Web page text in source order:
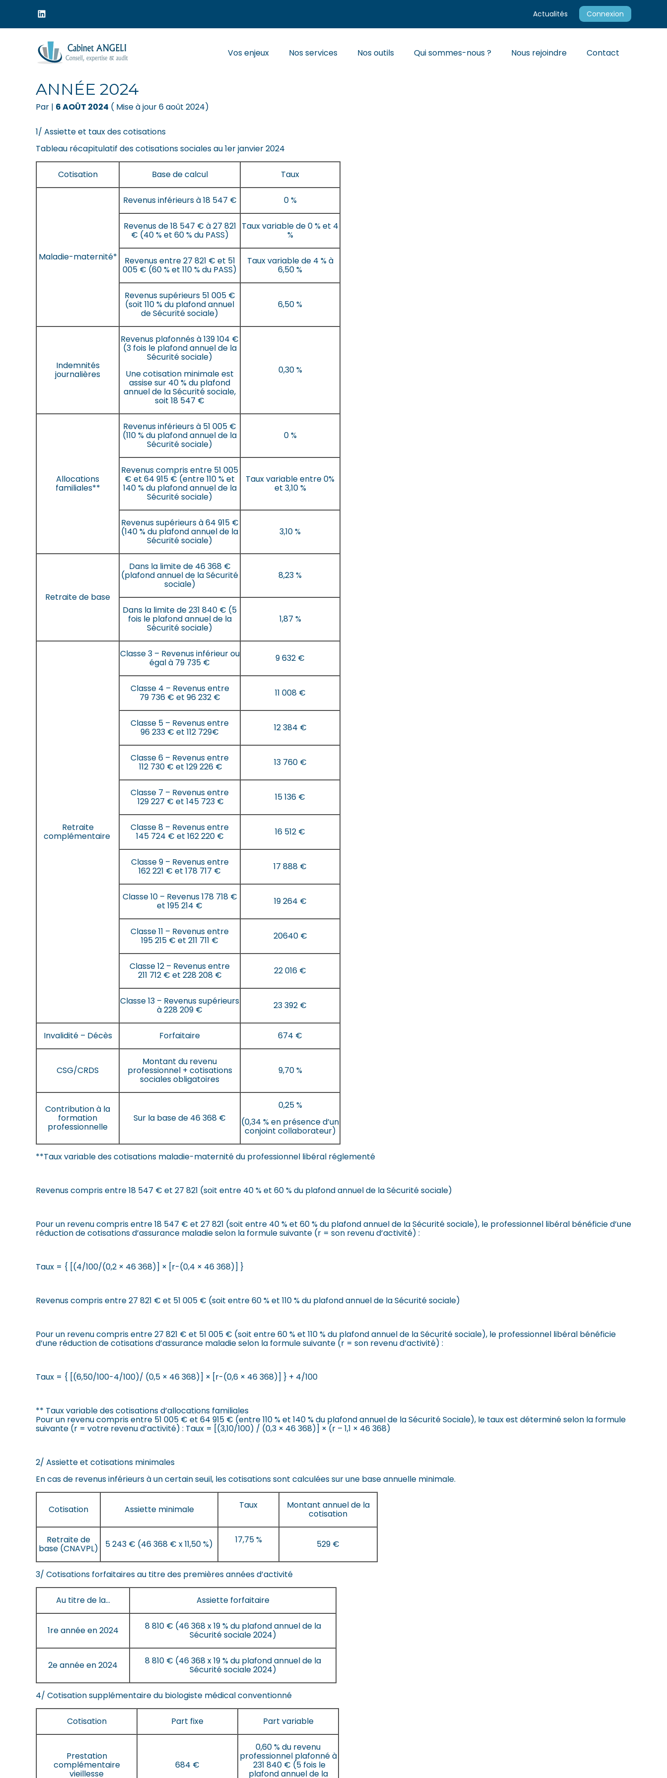
sub-
header
Actualités Connexion
Aller
au
Principal
Vos enjeux Nos services Nos outils Qui sommes-nous ? Nous rejoindre Contact
ANNÉE 2024
Par | 6 AOÛT 2024 ( Mise à jour 6 août 2024)
1/ Assiette et taux des cotisations
Tableau récapitulatif des cotisations sociales au 1er janvier 2024
Cotisation Base de calcul Taux
Maladie-maternité*
Revenus inférieurs à 18 547 € 0 %
Revenus de 18 547 € à 27 821
€ (40 % et 60 % du PASS)
Taux variable de 0 % et 4
%
Revenus entre27 821 € et 51
005 € (60 % et 110 % du PASS)
Taux variable de 4 % à
6,50 %
Revenus supérieurs 51 005 €
(soit 110 % du plafond annuel
de Sécurité sociale)
6,50 %
Indemnités
journalières
Revenus plafonnés à 139 104 €
(3 fois le plafond annuel de la
Sécurité sociale)
Une cotisation minimale est
assise sur 40 % du plafond
annuel de la Sécurité sociale,
soit 18 547 €
0,30 %
Allocations
familiales**
Revenus inférieurs à 51 005 €
(110 % du plafond annuel de la
Sécurité sociale)
0 %
Revenus compris entre 51 005
€ et 64 915 € (entre 110 % et
140 % du plafond annuel de la
Sécurité sociale)
Taux variable entre 0%
et 3,10 %
Revenus supérieurs à 64 915 €
(140 % du plafond annuel de la
Sécurité sociale)
3,10 %
Retraite de base
Dans la limite de 46 368 €
(plafond annuel de la Sécurité
sociale)
8,23 %
Dans la limite de 231 840 € (5
fois le plafond annuel de la
Sécurité sociale)
1,87 %
Retraite
complémentaire
Classe 3 – Revenus inférieur ou
égal à 79 735 € 9 632 €
Classe 4 – Revenus entre
79 736 € et 96 232 € 11 008 €
Classe 5 – Revenus entre
96 233 € et 112 729€ 12 384 €
Classe 6 – Revenus entre
112 730 € et 129 226 € 13 760 €
Classe 7 – Revenus entre
129 227 € et 145 723 € 15 136 €
Classe 8 – Revenus entre
145 724 € et 162 220 € 16 512 €
Classe 9 – Revenus entre
162 221 € et 178 717 € 17 888 €
Classe 10 – Revenus 178 718 €
et 195 214 € 19 264 €
Classe 11 – Revenus entre
195 215 € et 211 711 € 20640 €
Classe 12 – Revenus entre
211 712 € et 228 208 € 22 016 €
Classe 13 – Revenus supérieurs
à 228 209 € 23 392 €
Invalidité – Décès Forfaitaire 674 €
CSG/CRDS
Montant du revenu
professionnel + cotisations
sociales obligatoires
9,70 %
Contribution à la
formation
professionnelle
Sur la base de 46 368 €
0,25 %
(0,34 % en présence d’un
conjoint collaborateur)
**Taux variable des cotisations maladie-maternité du professionnel libéral réglementé
Revenus compris entre 18 547 € et 27 821 (soit entre 40 % et 60 % du plafond annuel de la Sécurité sociale)
Pour un revenu compris entre 18 547 € et 27 821 (soit entre 40 % et 60 % du plafond annuel de la Sécurité sociale), le professionnel libéral bénéficie d’une
réduction de cotisations d’assurance maladie selon la formule suivante (r = son revenu d’activité) :
Taux = { [(4/100/(0,2 × 46 368)] × [r-(0,4 × 46 368)] }
Revenus compris entre 27 821 € et 51 005 € (soit entre 60 % et 110 % du plafond annuel de la Sécurité sociale)
Pour un revenu compris entre 27 821 € et 51 005 € (soit entre 60 % et 110 % du plafond annuel de la Sécurité sociale), le professionnel libéral bénéficie
d’une réduction de cotisations d’assurance maladie selon la formule suivante (r = son revenu d’activité) :
Taux = { [(6,50/100-4/100)/ (0,5 × 46 368)] × [r-(0,6 × 46 368)] } + 4/100
** Taux variable des cotisations d’allocations familiales
Pour un revenu compris entre 51 005 € et 64 915 € (entre 110 % et 140 % du plafond annuel de la Sécurité Sociale), le taux est déterminé selon la formule
suivante (r = votre revenu d’activité) : Taux = [(3,10/100) / (0,3 × 46 368)] × (r – 1,1 × 46 368)
2/ Assiette et cotisations minimales
En cas de revenus inférieurs à un certain seuil, les cotisations sont calculées sur une base annuelle minimale.
Cotisation Assiette minimale Taux Montant annuel de la
cotisation
Retraite de
base (CNAVPL) 5 243 € (46 368 € x 11,50 %) 17,75 % 529 €
3/ Cotisations forfaitaires au titre des premières années d’activité
Au titre de la… Assiette forfaitaire
1re année en 2024 8 810 € (46 368 x 19 % du plafond annuel de la
Sécurité sociale 2024)
2e année en 2024 8 810 € (46 368 x 19 % du plafond annuel de la
Sécurité sociale 2024)
4/ Cotisation supplémentaire du biologiste médical conventionné
Cotisation Part fixe Part variable
Prestation
complémentaire
vieillesse
684 €
0,60 % du revenu
professionnel plafonné à
231 840 € (5 fois le
plafond annuel de la